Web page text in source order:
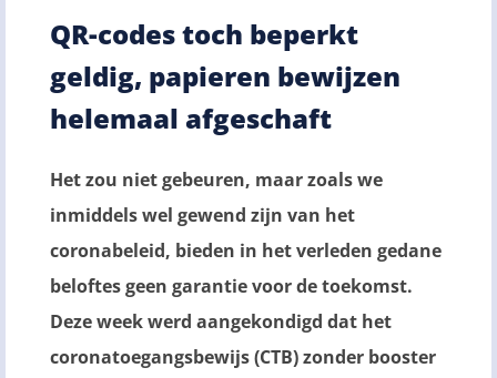
QR-codes toch beperkt
geldig, papieren bewijzen
helemaal afgeschaft
Het zou niet gebeuren, maar zoals we
inmiddels wel gewend zijn van het
coronabeleid, bieden in het verleden gedane
beloftes geen garantie voor de toekomst.
Deze week werd aangekondigd dat het
coronatoegangsbewijs (CTB) zonder booster